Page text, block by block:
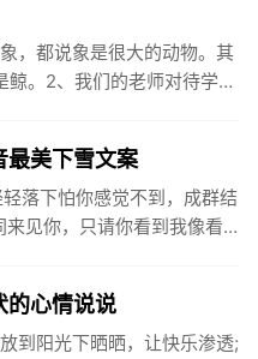
，都说象是很大的动物。其
。2、我们的老师对待学生
最美下雪文案
落下怕你感觉不到，成群结
见你，只请你看到我像看
的心情说说
到阳光下晒晒，让快乐渗透;